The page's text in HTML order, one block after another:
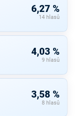
6,27 %
14 hlasů
4,03 %
9 hlasů
3,58 %
8 hlasů